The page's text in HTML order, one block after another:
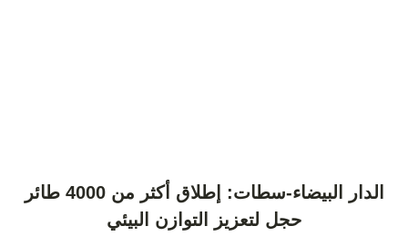
الدار البيضاء-سطات: إطلاق أكثر من 4000 طائر
حجل لتعزيز التوازن البيئي